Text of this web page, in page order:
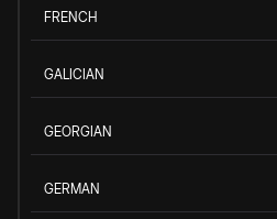
FRENCH
GALICIAN
GEORGIAN
GERMAN